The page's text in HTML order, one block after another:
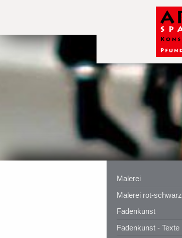
Malerei
Malerei rot-schwarz
Fadenkunst
Fadenkunst - Texte